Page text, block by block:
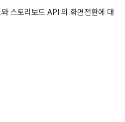
스토리보드 API 의 화면전환에 대